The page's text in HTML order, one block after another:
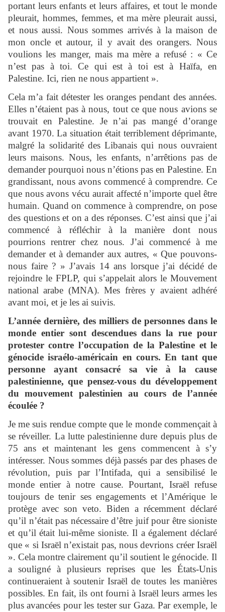
portant leurs enfants et leurs affaires, et tout le monde
pleurait, hommes, femmes, et ma mère pleurait aussi,
et nous aussi. Nous sommes arrivés à la maison de
mon oncle et autour, il y avait des orangers. Nous
voulions les manger, mais ma mère a refusé : « Ce
n’est pas à toi. Ce qui est à toi est à Haïfa, en
Palestine. Ici, rien ne nous appartient ».
Cela m’a fait détester les oranges pendant des années.
Elles n’étaient pas à nous, tout ce que nous avions se
trouvait en Palestine. Je n’ai pas mangé d’orange
avant 1970. La situation était terriblement déprimante,
malgré la solidarité des Libanais qui nous ouvraient
leurs maisons. Nous, les enfants, n’arrêtions pas de
demander pourquoi nous n’étions pas en Palestine. En
grandissant, nous avons commencé à comprendre. Ce
que nous avons vécu aurait affecté n’importe quel être
humain. Quand on commence à comprendre, on pose
des questions et on a des réponses. C’est ainsi que j’ai
commencé à réfléchir à la manière dont nous
pourrions rentrer chez nous. J’ai commencé à me
demander et à demander aux autres, « Que pouvons-
nous faire ? » J’avais 14 ans lorsque j’ai décidé de
rejoindre le FPLP, qui s’appelait alors le Mouvement
national arabe (MNA). Mes frères y avaient adhéré
avant moi, et je les ai suivis.
L’année dernière, des milliers de personnes dans le
monde entier sont descendues dans la rue pour
protester contre l’occupation de la Palestine et le
génocide israélo-américain en cours. En tant que
personne ayant consacré sa vie à la cause
palestinienne, que pensez-vous du développement
du mouvement palestinien au cours de l’année
écoulée ?
Je me suis rendue compte que le monde commençait à
se réveiller. La lutte palestinienne dure depuis plus de
75 ans et maintenant les gens commencent à s’y
intéresser. Nous sommes déjà passés par des phases de
révolution, puis par l’Intifada, qui a sensibilisé le
monde entier à notre cause. Pourtant, Israël refuse
toujours de tenir ses engagements et l’Amérique le
protège avec son veto. Biden a récemment déclaré
qu’il n’était pas nécessaire d’être juif pour être sioniste
et qu’il était lui-même sioniste. Il a également déclaré
que « si Israël n’existait pas, nous devrions créer Israël
». Cela montre clairement qu’il soutient le génocide. Il
a souligné à plusieurs reprises que les États-Unis
continueraient à soutenir Israël de toutes les manières
possibles. En fait, ils ont fourni à Israël leurs armes les
plus avancées pour les tester sur Gaza. Par exemple, le